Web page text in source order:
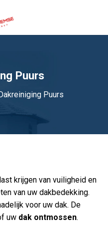
Puurs
Puurs
krijgen van vuiligheid en
van uw dakbedekking.
voor uw dak. De
uw dak ontmossen.